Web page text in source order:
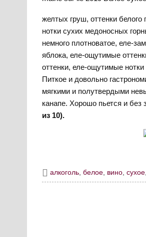
желтых груш, оттенки
нотки сухих медоносных
немного плотноватое, еле-
яблока, еле-ощутимые
оттенки, еле-ощутимые
Питкое и довольно
мягкими и полутвердыми
канапе. Хорошо пьется и без
из 10).
алкоголь,белое, вино,сухое